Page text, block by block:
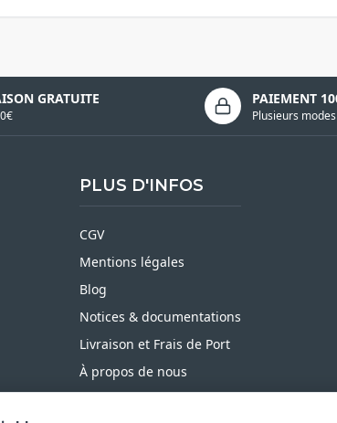
GRATUITE PAIEMENT
Plusieurs
PLUS D'INFOS
CGV
Mentions légales
Blog
Notices & documentations
Livraison et Frais de Port
À propos de nous
Satisfait ou Remboursé